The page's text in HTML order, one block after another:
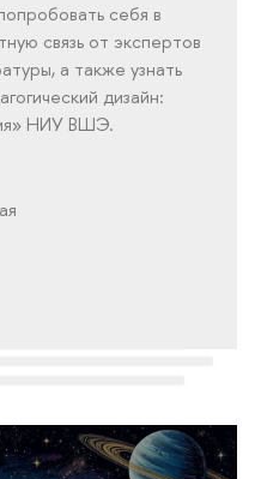
себя в
связь от экспертов
а также узнать
дизайн:
НИУ ВШЭ.